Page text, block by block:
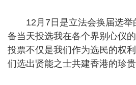
12月7日是立法会换届选举
备当天投选我在各个界别心仪
投票不仅是我们作为选民的权
们选出贤能之士共建香港的珍贵